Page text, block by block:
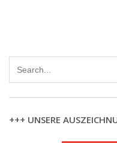
+++ UNSERE